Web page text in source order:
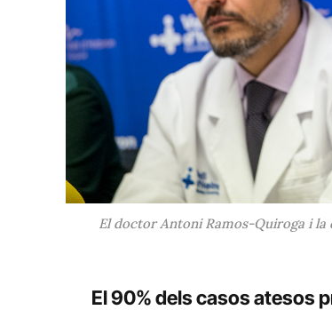
El doctor Antoni Ramos-Quiroga i la
El 90% dels casos atesos